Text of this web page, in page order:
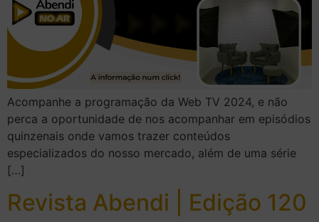
Acompanhe a programação da Web TV 2024, e não
perca a oportunidade de nos acompanhar em episódios
quinzenais onde vamos trazer conteúdos
especializados do nosso mercado, além de uma série
[…]
Revista Abendi | Edição 120